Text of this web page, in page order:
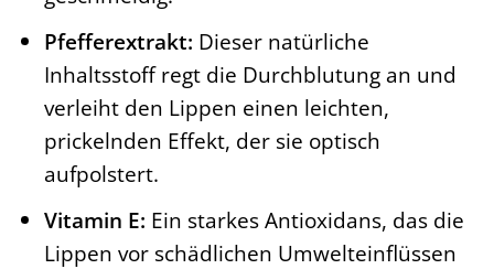
Pfefferextrakt: Dieser natürliche
Inhaltsstoff regt die Durchblutung an und
verleiht den Lippen einen leichten,
prickelnden Effekt, der sie optisch
aufpolstert.
Vitamin E: Ein starkes Antioxidans, das die
Lippen vor schädlichen Umwelteinflüssen